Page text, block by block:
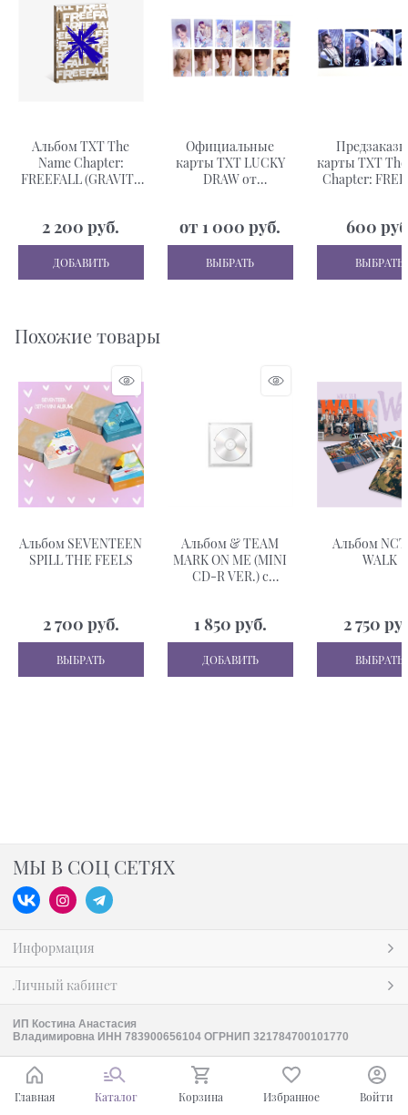
Альбом TXT The
Name Chapter:
FREEFALL (GRAVITY
2 200 руб.
ДОБАВИТЬ
Официальные
карты TXT LUCKY
DRAW от
THURSDAY'S CHILD)
от1 000 руб.
ВЫБРАТЬ
карты TXT
Chapter:
600
ВЫБРАТЬ
Похожие товары
Альбом SEVENTEEN
SPILL THE FEELS
2 700 руб.
ВЫБРАТЬ
Альбом & TEAM
MARK ON ME (MINI
CD-R VER.) с
1 850 руб.
ДОБАВИТЬ
Альбом NCT
WALK
2 750
ВЫБРАТЬ
МЫ В СОЦ СЕТЯХ
Информация
Личный кабинет
ИП Костина Анастасия
Владимировна ИНН 783900656104 ОГРНИП 321784700101770
Главная Каталог Корзина Избранное Войти